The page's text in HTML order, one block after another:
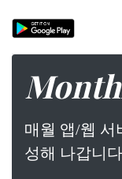
매월 앱/웹 서
성해 나갑니